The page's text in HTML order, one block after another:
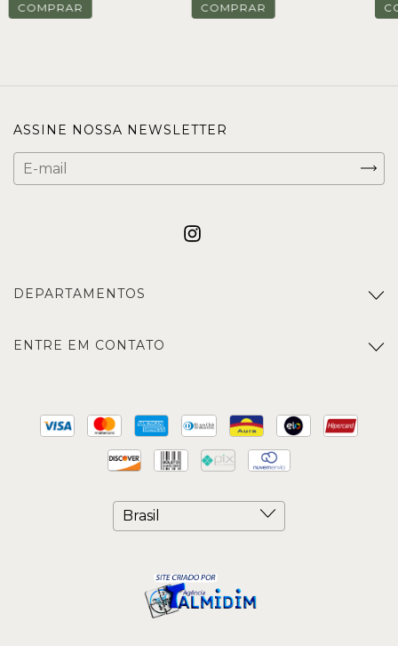
COMPRAR COMPRAR
ASSINE NOSSA NEWSLETTER
DEPARTAMENTOS
ENTRE EM CONTATO